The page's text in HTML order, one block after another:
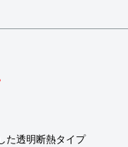
た透明断熱タイプ